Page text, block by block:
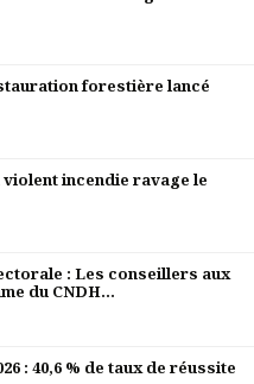
forestière lancé
incendie ravage le
: Les conseillers aux
du CNDH...
: 40,6 % de taux de réussite